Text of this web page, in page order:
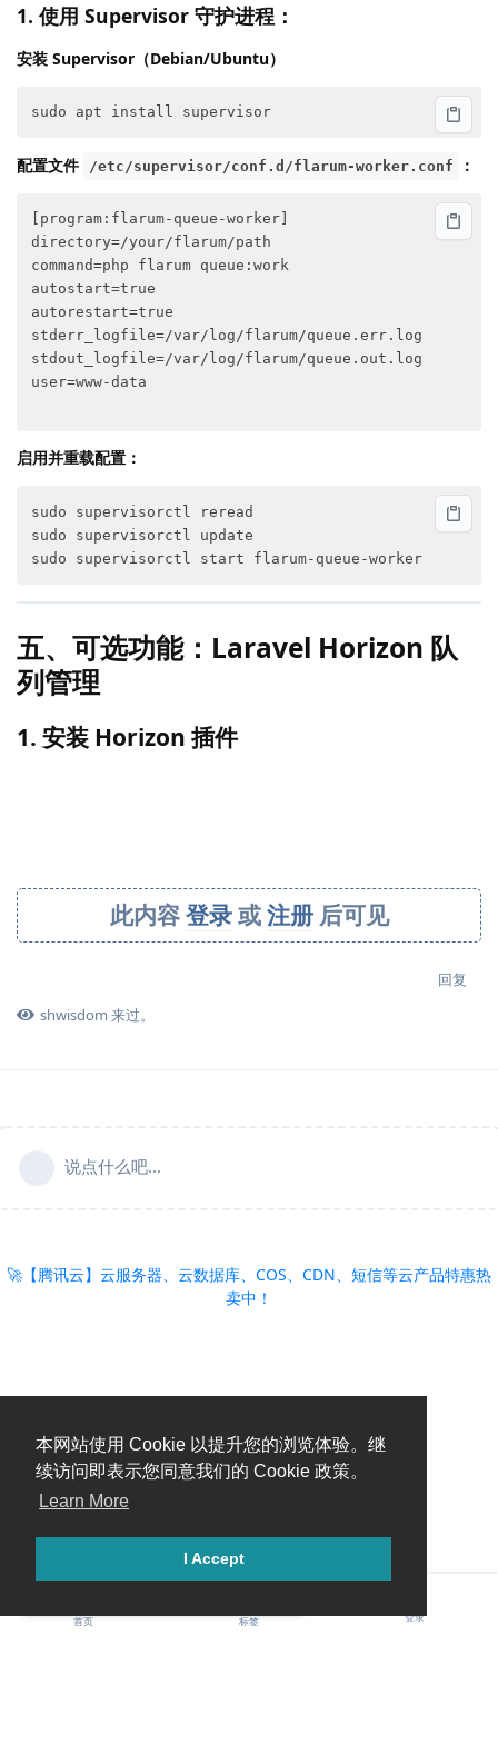
本网站使用 Cookie 以提升您的浏览体验。继
续访问即表示您同意我们的 Cookie 政策。
Learn More
I Accept
1. 使用 Supervisor 守护进程：
安装 Supervisor（Debian/Ubuntu）
sudo apt install supervisor
配置文件 /etc/supervisor/conf.d/flarum-worker.conf ：
[program:flarum-queue-worker]
directory=/your/flarum/path
command=php flarum queue:work
autostart=true
autorestart=true
stderr_logfile=/var/log/flarum/queue.err.log
stdout_logfile=/var/log/flarum/queue.out.log
user=www-data
启用并重载配置：
sudo supervisorctl reread
sudo supervisorctl update
sudo supervisorctl start flarum-queue-worker
五、可选功能：Laravel Horizon 队
列管理
1. 安装 Horizon 插件
此内容登录或注册后可见
回复
shwisdom 来过。
说点什么吧...
🚀【腾讯云】云服务器、云数据库、COS、CDN、短信等云产品特惠热
卖中！
首页 标签 登录